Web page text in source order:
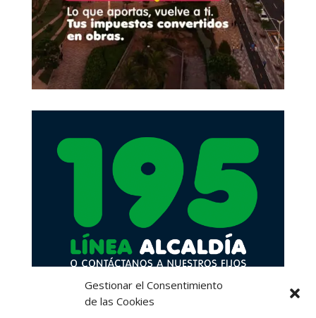
Gestionar el Consentimiento
de las Cookies